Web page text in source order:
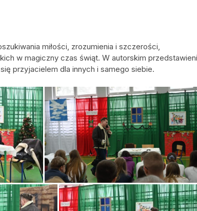
miłości, zrozumienia i szczerości,
w magiczny czas świąt. W autorskim
przyjacielem dla innych i samego siebie.